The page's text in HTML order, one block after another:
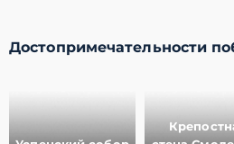
Достопримечательности